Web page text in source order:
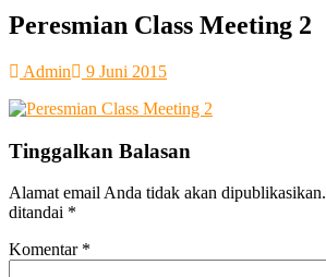
SMA Kesatrian 2 Semarang
Peresmian Class Meeting 2
Admin 9 Juni 2015
Tinggalkan Balasan
Alamat email Anda tidak akan dipublikasikan.
ditandai *
Komentar *